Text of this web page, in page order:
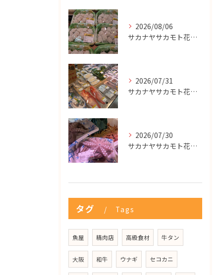
2026/08/06
サカナヤサカモト花園店
2026/07/31
サカナヤサカモト花園店
2026/07/30
サカナヤサカモト花園店
タグ Tags
魚屋 精肉店 高級食材 牛タン
大阪 和牛 ウナギ セコカニ